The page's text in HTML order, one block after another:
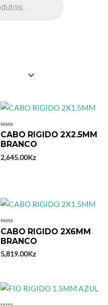
Avaliação
0
de
5
CABO RIGIDO 2X2.5MM
BRANCO
2,645.00Kz
Avaliação
0
de
5
CABO RIGIDO 2X6MM
BRANCO
5,819.00Kz